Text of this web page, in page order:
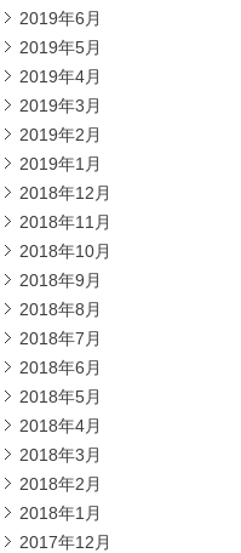
2019年6月
2019年5月
2019年4月
2019年3月
2019年2月
2019年1月
2018年12月
2018年11月
2018年10月
2018年9月
2018年8月
2018年7月
2018年6月
2018年5月
2018年4月
2018年3月
2018年2月
2018年1月
2017年12月